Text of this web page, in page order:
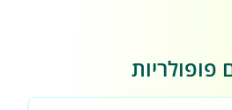
פופולריות